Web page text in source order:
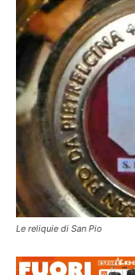
Le reliquie di San Pio